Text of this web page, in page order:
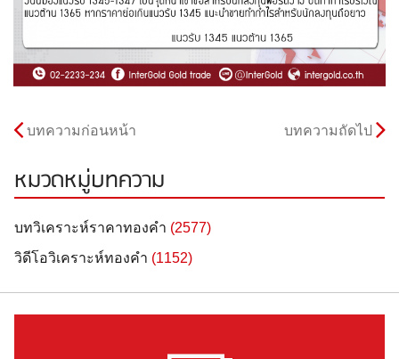
บทความก่อนหน้า บทความถัดไป
หมวดหมู่บทความ
บทวิเคราะห์ราคาทองคำ (2577)
วิดีโอวิเคราะห์ทองคำ (1152)